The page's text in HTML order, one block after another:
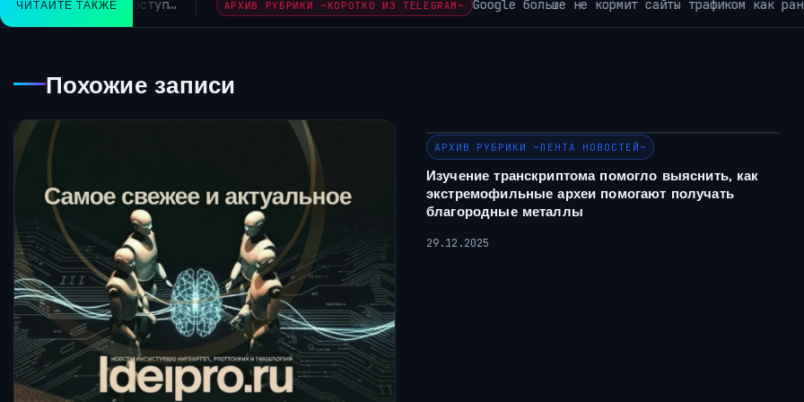
ЧИТАЙТЕ ТАКЖЕ
больше не кормит сайты трафиком как раньше Axios снова… АРХИВ РУБРИКИ ~КОРОТКО ИЗ TELEGRAM~ ИИ уже стал
Похожие записи
АРХИВ РУБРИКИ ~ЛЕНТА НОВОСТЕЙ~
Изучение транскриптома помогло выяснить, как
экстремофильные археи помогают получать
благородные металлы
29.12.2025